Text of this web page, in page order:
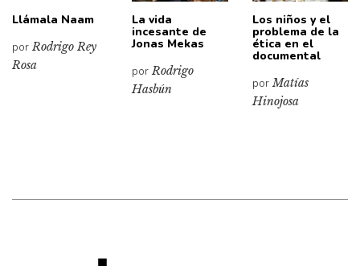
Llámala Naam
porRodrigo Rey
Rosa
La vida
incesante de
Jonas Mekas
porRodrigo
Hasbún
Los niños y el
problema de la
ética en el
documental
porMatías
Hinojosa